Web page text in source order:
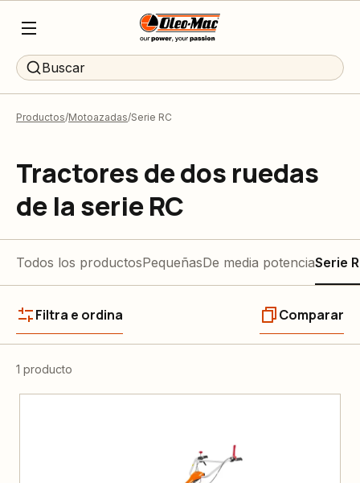
Buscar
Productos Motoazadas Serie RC
Tractores de dos ruedas
de la serie RC
Todos los productosPequeñasDe media potenciaSerie
Filtra e ordina Comparar
1 producto